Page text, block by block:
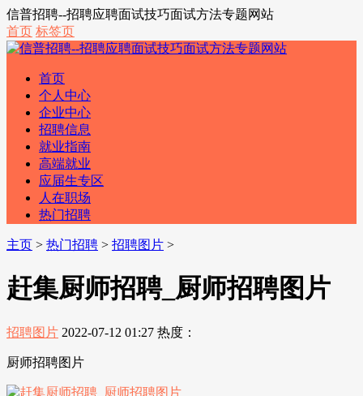
信普招聘--招聘应聘面试技巧面试方法专题网站
首页 标签页
首页
个人中心
企业中心
招聘信息
就业指南
高端就业
应届生专区
人在职场
热门招聘
主页 > 热门招聘 > 招聘图片 >
赶集厨师招聘_厨师招聘图片
招聘图片 2022-07-12 01:27 热度：
厨师招聘图片